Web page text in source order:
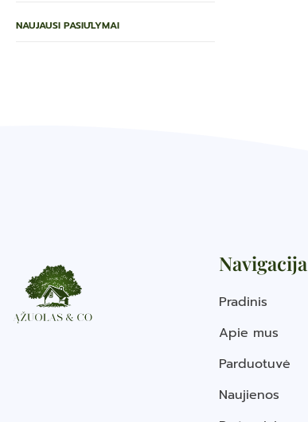
NAUJAUSI PASIŪLYMAI
Navigacija
Pradinis
Apie mus
Parduotuvė
Naujienos